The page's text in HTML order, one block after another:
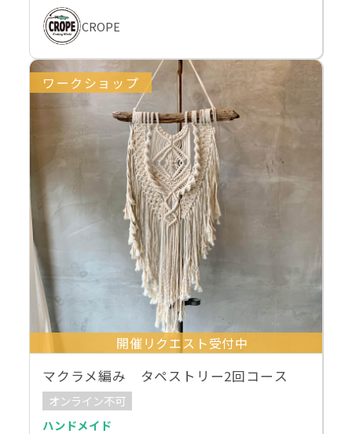
CROPE
ワークショップ
開催リクエスト受付中
マクラメ編み タペストリー2回コース
オンライン不可
ハンドメイド